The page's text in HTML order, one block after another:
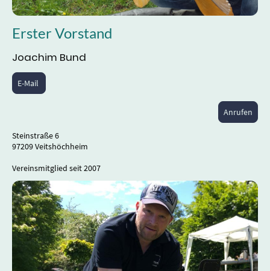
E-Mail
Erster Vorstand
Joachim Bund
Anrufen
Steinstraße 6
97209 Veitshöchheim
Vereinsmitglied seit 2007